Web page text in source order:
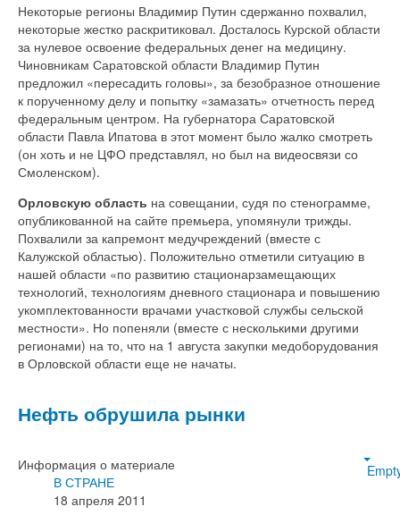
Некоторые регионы Владимир Путин сдержанно похвалил,
некоторые жестко раскритиковал. Досталось Курской области
за нулевое освоение федеральных денег на медицину.
Чиновникам Саратовской области Владимир Путин
предложил «пересадить головы», за безобразное отношение
к порученному делу и попытку «замазать» отчетность перед
федеральным центром. На губернатора Саратовской
области Павла Ипатова в этот момент было жалко смотреть
(он хоть и не ЦФО представлял, но был на видеосвязи со
Смоленском).
Орловскую область на совещании, судя по стенограмме,
опубликованной на сайте премьера, упомянули трижды.
Похвалили за капремонт медучреждений (вместе с
Калужской областью). Положительно отметили ситуацию в
нашей области «по развитию стационарзамещающих
технологий, технологиям дневного стационара и повышению
укомплектованности врачами участковой службы сельской
местности». Но попеняли (вместе с несколькими другими
регионами) на то, что на 1 августа закупки медоборудования
в Орловской области еще не начаты.
Нефть обрушила рынки
Информация о материале
В СТРАНЕ
18 апреля 2011